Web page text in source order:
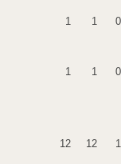
1 1 0
1 1 0
12 12 1